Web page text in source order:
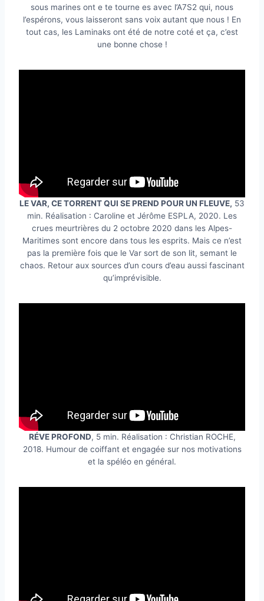
sous marines ont e te tourne es avec l’A7S2 qui, nous
l’espérons, vous laisseront sans voix autant que nous ! En
tout cas, les Laminaks ont été de notre coté et ça, c’est
une bonne chose !
LE VAR, CE TORRENT QUI SE PREND POUR UN FLEUVE, 53
min. Réalisation : Caroline et Jérôme ESPLA, 2020. Les
crues meurtrières du 2 octobre 2020 dans les Alpes-
Maritimes sont encore dans tous les esprits. Mais ce n’est
pas la première fois que le Var sort de son lit, semant le
chaos. Retour aux sources d’un cours d’eau aussi fascinant
qu’imprévisible.
RÉVE PROFOND, 5 min. Réalisation : Christian ROCHE,
2018. Humour de coiffant et engagée sur nos motivations
et la spéléo en général.